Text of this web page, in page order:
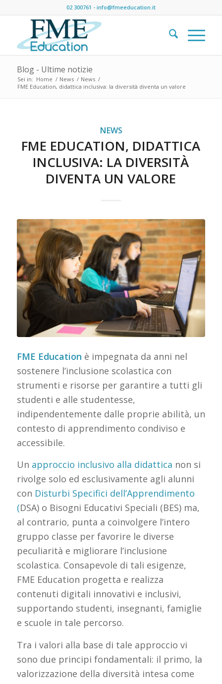
02 300761 - info@fmeeducation.it
Blog - Ultime notizie
Sei in: Home / News / News /
FME Education, didattica inclusiva: la diversità diventa un valore
NEWS
FME EDUCATION, DIDATTICA
INCLUSIVA: LA DIVERSITÀ
DIVENTA UN VALORE
FME Education è impegnata da anni nel
sostenere l’inclusione scolastica con
strumenti e risorse per garantire a tutti gli
studenti e alle studentesse,
indipendentemente dalle proprie abilità, un
contesto di apprendimento condiviso e
accessibile.
Un approccio inclusivo alla didattica non si
rivolge solo ed esclusivamente agli alunni
con Disturbi Specifici dell’Apprendimento
(DSA) o Bisogni Educativi Speciali (BES) ma,
al contrario, punta a coinvolgere l’intero
gruppo classe per favorire le diverse
peculiarità e migliorare l’inclusione
scolastica. Consapevole di tali esigenze,
FME Education progetta e realizza
contenuti digitali innovativi e inclusivi,
supportando studenti, insegnanti, famiglie
e scuole in tale percorso.
Tra i valori alla base di tale approccio vi
sono due principi fondamentali: il primo, la
valorizzazione della diversità intesa come